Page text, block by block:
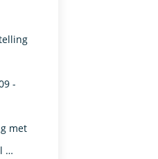
-
met
…